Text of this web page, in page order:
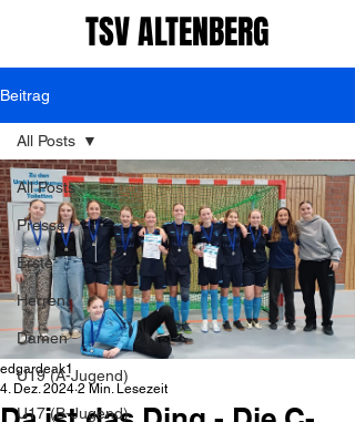
TSV ALTENBERG
Beitrag
All Posts
Presse
Erste
Herren
Damen
U19 (A-Jugend)
U17 (B-Jugend)
All Posts
edgardeak1
4. Dez. 2024 2 Min. Lesezeit